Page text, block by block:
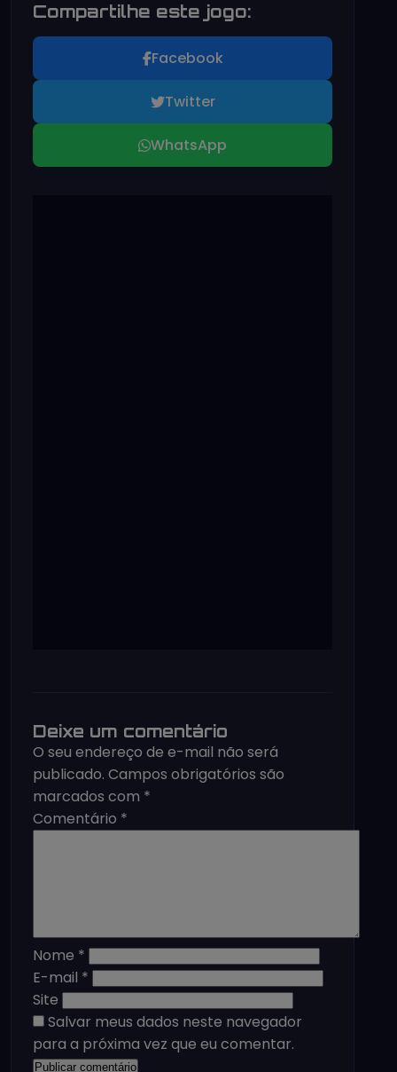
Compartilhe este jogo:
Facebook
Twitter
WhatsApp
Deixe um comentário
O seu endereço de e-mail não será
publicado. Campos obrigatórios são
marcados com *
Comentário *
Nome *
E-mail *
Site
Salvar meus dados neste navegador
para a próxima vez que eu comentar.